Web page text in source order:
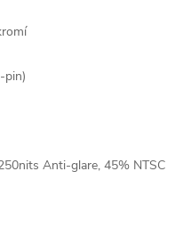
pin)
Anti-glare, 45% NTSC